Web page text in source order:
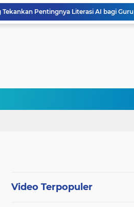
Pentingnya Literasi AI bagi Guru
Video Terpopuler